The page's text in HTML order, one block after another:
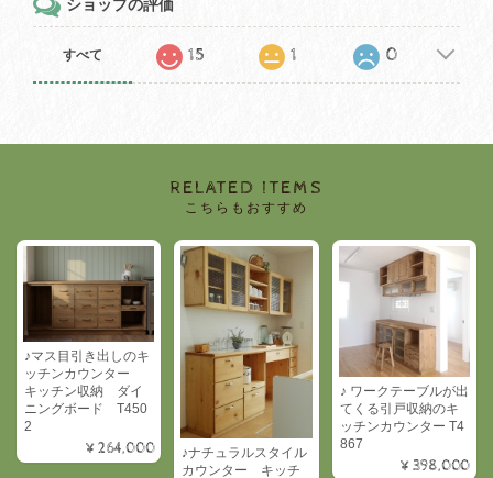
ショップの評価
すべて 15 1 0
RELATED ITEMS
こちらもおすすめ
♪マス目引き出しのキ
ッチンカウンター
キッチン収納 ダイ
ニングボード T450
2
¥264,000
♪ナチュラルスタイル
カウンター キッチ
♪ ワークテーブルが出
てくる引戸収納のキ
ッチンカウンター T4
867
¥398,000